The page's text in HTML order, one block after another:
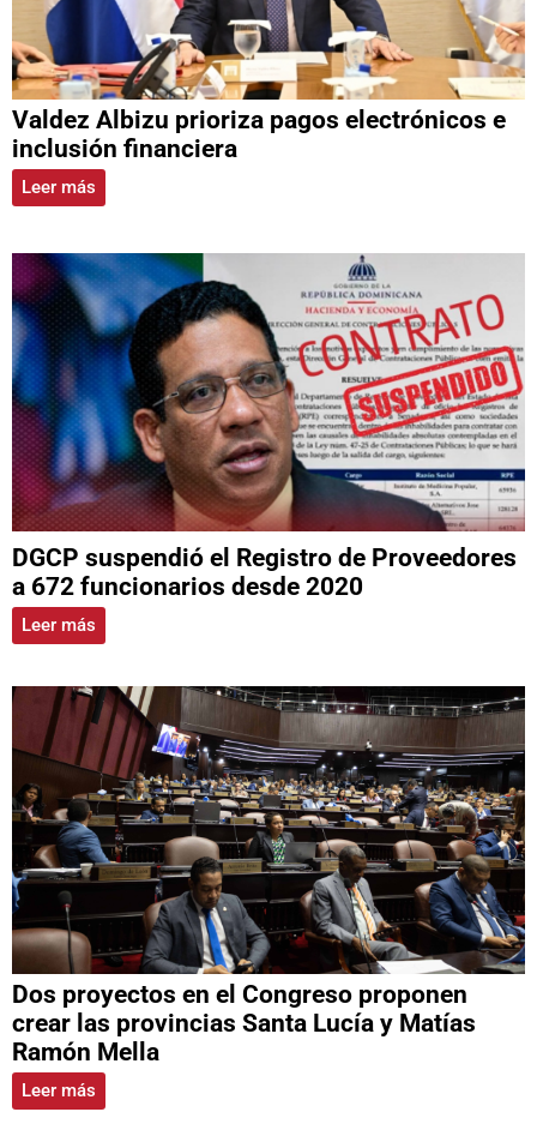
Valdez Albizu prioriza pagos electrónicos e
inclusión financiera
Leer más
DGCP suspendió el Registro de Proveedores
a 672 funcionarios desde 2020
Leer más
Dos proyectos en el Congreso proponen
crear las provincias Santa Lucía y Matías
Ramón Mella
Leer más